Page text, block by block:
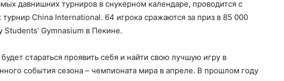
давнишних турниров в снукерном календаре, проводится с
турнир China International. 64 игрока сражаются за приз в 85 000
Gymnasium в Пекине.
стараться проявить себя и найти свою лучшую игру в
события сезона – чемпионата мира в апреле. В прошлом году